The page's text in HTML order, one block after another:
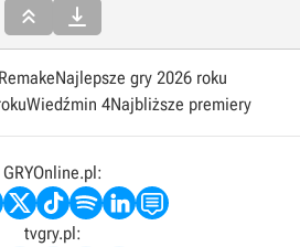
 
Najlepsze gry 2026 roku
Wiedźmin 4Najbliższe premiery
GRYOnline.pl:
tvgry.pl: